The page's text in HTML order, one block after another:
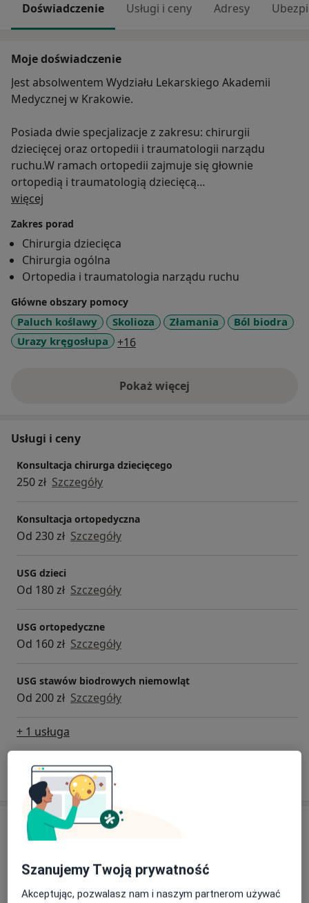
Doświadczenie Usługi i ceny Adresy
Moje doświadczenie
Jest absolwentem Wydziału Lekarskiego Akademii
Medycznej w Krakowie.
Posiada dwie specjalizacje z zakresu: chirurgii
dziecięcej oraz ortopedii i traumatologii narządu
ruchu.W ramach ortopedii zajmuje się głownie
ortopedią i traumatologią dziecięcą
Posiada certyfikaty (uprawnienia) Polskiego
Ultrasonografii pediatrycznej ( w pełnym zakresie)
oraz Centrum Diagnostyki Obrazowej"Cedus" z
zakresu Ultrasonografii ortopedycznej i urazowej.
W Ogólnopolskim Plebiscycie Medycznym "Laur
Pacjenta 2014" ( głosowało ponad 220 tysięcy
internautów) otrzymał CERTYFIKAT ZAUFANIA
PACJENTA jako specjalista w dziedzinie Chirurgii
Dziecięcej oraz Ortopedii i traumatologii narządu
Jego pasją jest muzyka i DJ-ka.
więcej
Zakres porad
Chirurgia dziecięca
Chirurgia ogólna
Ortopedia i traumatologia narządu ruchu
Główne obszary pomocy
Paluch koślawy Skolioza Złamania
Ból biodra
Urazy kręgosłupa
+16a11y_sr_more_diseases
Pokaż więcejo doświadczeniu
Usługi i ceny
Konsultacja chirurga dziecięcego
250 zł Szczegóły
Konsultacja ortopedyczna
Od 230 zł Szczegóły
USG dzieci
Od 180 zł Szczegóły
USG ortopedyczne
Od 160 zł Szczegóły
USG stawów biodrowych niemowląt
Od 200 zł Szczegóły
+ 1 usługa
W jaki sposób ustalane są ceny?
Adresy (7)
Szanujemy Twoją prywatność
Akceptując, pozwalasz nam i naszym partnerom używać